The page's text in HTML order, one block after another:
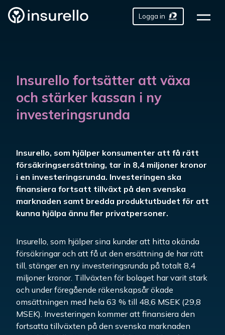
Logga in
Insurello fortsätter att växa
och stärker kassan i ny
investeringsrunda
Insurello, som hjälper konsumenter att få rätt
försäkringsersättning, tar in 8,4 miljoner kronor
i en investeringsrunda. Investeringen ska
finansiera fortsatt tillväxt på den svenska
marknaden samt bredda produktutbudet för att
kunna hjälpa ännu fler privatpersoner.
Insurello, som hjälper sina kunder att hitta okända
försäkringar och att få ut den ersättning de har rätt
till, stänger en ny investeringsrunda på totalt 8,4
miljoner kronor. Tillväxten för bolaget har varit stark
och under föregående räkenskapsår ökade
omsättningen med hela 63 % till 48,6 MSEK (29,8
MSEK). Investeringen kommer att finansiera den
fortsatta tillväxten på den svenska marknaden